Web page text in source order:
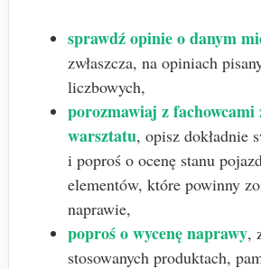
sprawdź opinie o danym
zwłaszcza, na opiniach
liczbowych,
porozmawiaj z
warsztatu, opisz dokładnie
i poproś o ocenę stanu
elementów, które powinny
naprawie,
poproś o wycenę naprawy,
stosowanych produktach,